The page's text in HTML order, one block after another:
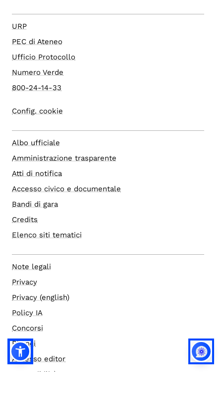
URP
PEC di Ateneo
Ufficio Protocollo
Numero Verde
800-24-14-33
Config. cookie
Albo ufficiale
Amministrazione trasparente
Atti di notifica
Accesso civico e documentale
Bandi di gara
Credits
Elenco siti tematici
Note legali
Privacy
Privacy (english)
Policy IA
Concorsi
Bilanci
Accesso editor
Accessibilità